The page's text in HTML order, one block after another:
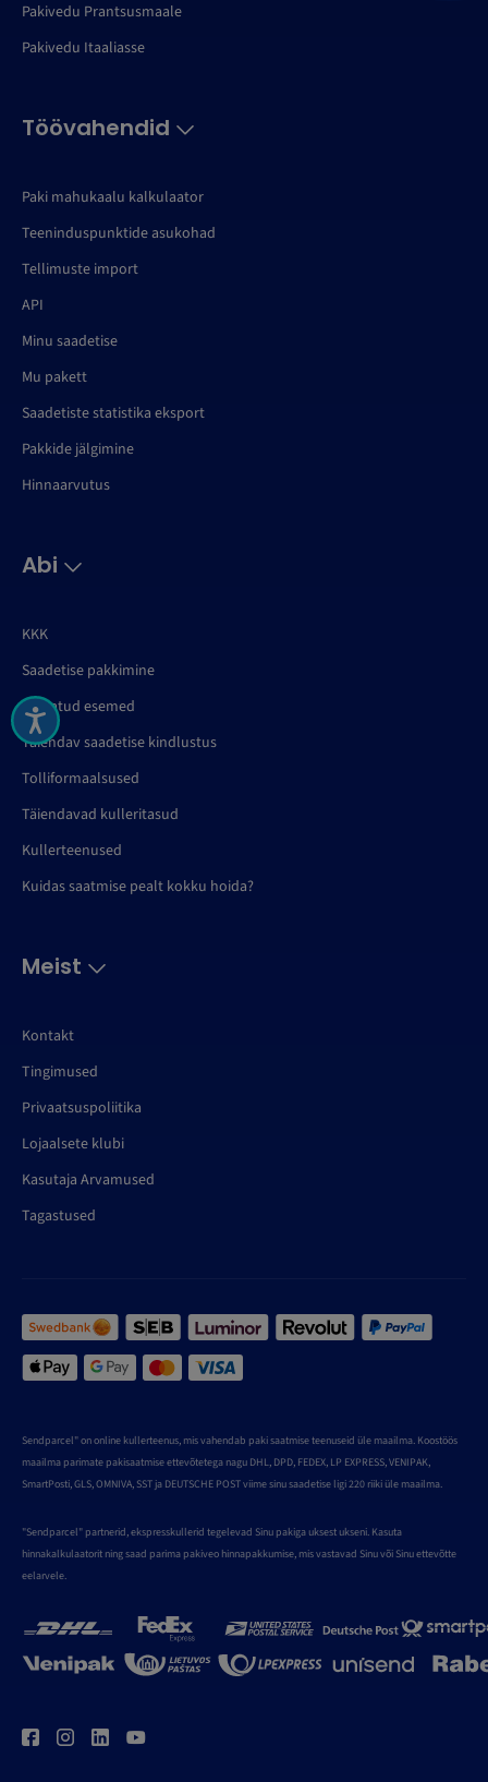
Pakivedu Prantsusmaale
Pakivedu Itaaliasse
Töövahendid
Paki mahukaalu kalkulaator
Teeninduspunktide asukohad
Tellimuste import
API
Minu saadetise
Mu pakett
Saadetiste statistika eksport
Pakkide jälgimine
Hinnaarvutus
Abi
KKK
Saadetise pakkimine
Keelatud esemed
Täiendav saadetise kindlustus
Tolliformaalsused
Täiendavad kulleritasud
Kullerteenused
Kuidas saatmise pealt kokku hoida?
Meist
Kontakt
Tingimused
Privaatsuspoliitika
Lojaalsete klubi
Kasutaja Arvamused
Tagastused
Sendparcel" on online kullerteenus, mis vahendab paki saatmise teenuseid üle maailma. Koostöös
maailma parimate pakisaatmise ettevõtetega nagu DHL, DPD, FEDEX, LP EXPRESS, VENIPAK,
SmartPosti, GLS, OMNIVA, SST ja DEUTSCHE POST viime sinu saadetise ligi 220 riiki üle maailma.
"Sendparcel" partnerid, ekspresskullerid tegelevad Sinu pakiga uksest ukseni. Kasuta
hinnakalkulaatorit ning saad parima pakiveo hinnapakkumise, mis vastavad Sinu või Sinu ettevõtte
eelarvele.